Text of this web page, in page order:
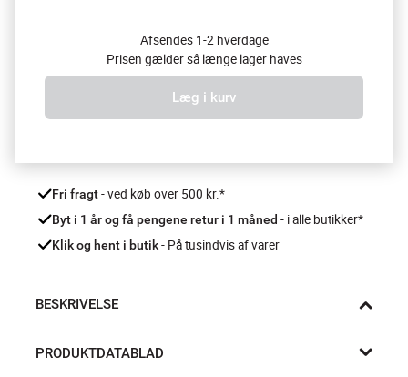
Afsendes 1-2 hverdage
Prisen gælder så længe lager haves
Læg i kurv
Fri fragt - ved køb over 500 kr.*
Byt i 1 år og få pengene retur i 1 måned - i alle butikker*
Klik og hent i butik - På tusindvis af varer
BESKRIVELSE
LED-bordlampen fra Present Time et blødt skær, der samler
PRODUKTDATABLAD